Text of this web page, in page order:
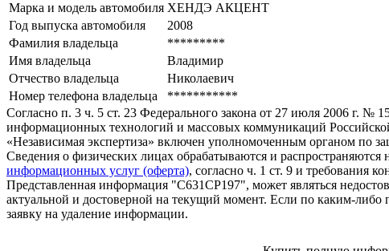
Марка и модель автомобиля ХЕНДЭ АКЦЕНТ
Год выпуска автомобиля
2008
Фамилия владельца
*********
Имя владельца
Владимир
Отчество владельца
Николаевич
Номер телефона владельца
***********
Согласно п. 3 ч. 5 ст. 23 Федерального закона от 27 июля 2006 г.
информационных технологий и массовых коммуникаций
«Независимая экспертиза» включен уполномоченным органом по
Сведения о физических лицах обрабатываются и
информационных услуг (оферта), согласно ч. 1 ст. 9 и требования
Представленная информация "С631СР197", может являться
актуальной и достоверной на текущий момент. Если по каким-
заявку на удаление информации.